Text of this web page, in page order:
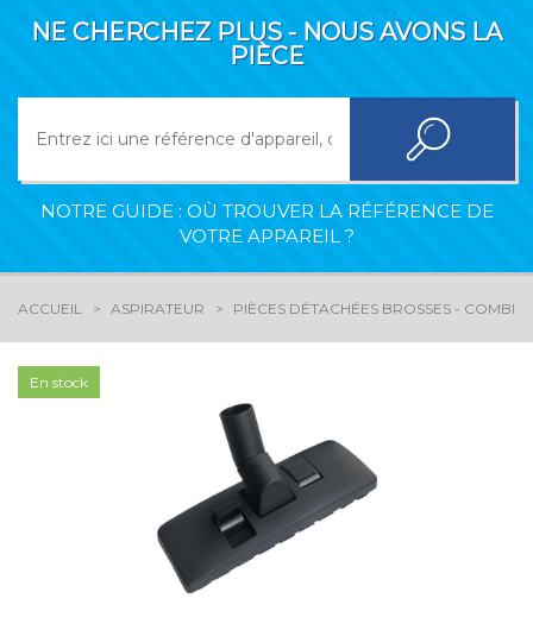
NE CHERCHEZ PLUS - NOUS AVONS LA
PIÈCE
NOTRE GUIDE : OÙ TROUVER LA RÉFÉRENCE DE
VOTRE APPAREIL ?
ACCUEIL ASPIRATEUR PIÈCES DÉTACHÉES BROSSES -
En stock